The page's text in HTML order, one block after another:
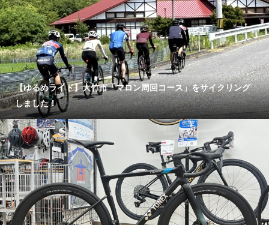
【ゆるめライド】大竹市「マロン周回コース」をサイクリング
しました！